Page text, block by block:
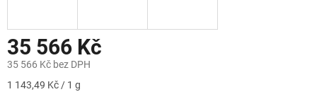
35 566 Kč
35 566 Kč bez DPH
Měrná
1 143,49 Kč / 1 g